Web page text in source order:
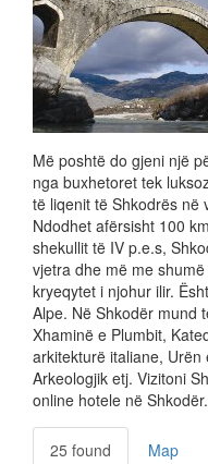
Më poshtë do gjeni një
nga buxhetoret tek
të liqenit të Shkodrës në
Ndodhet afërsisht 100
shekullit të IV p.e.s,
vjetra dhe më me
kryeqytet i njohur ilir.
Alpe. Në Shkodër mund
Xhaminë e Plumbit,
arkitekturë italiane,
Arkeologjik etj. Vizitoni
online hotele në Shkodër.
25 found Map